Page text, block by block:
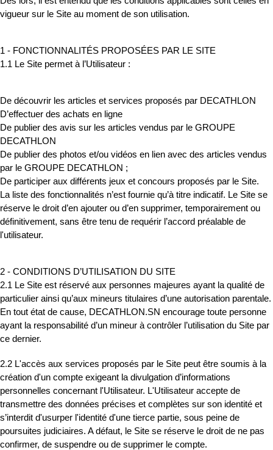
vigueur sur le Site au moment de son utilisation.
1 - FONCTIONNALITÉS PROPOSÉES PAR LE SITE
1.1 Le Site permet à l’Utilisateur :
De découvrir les articles et services proposés par DECATHLON
D’effectuer des achats en ligne
De publier des avis sur les articles vendus par le GROUPE
DECATHLON
De publier des photos et/ou vidéos en lien avec des articles vendus
par le GROUPE DECATHLON ;
De participer aux différents jeux et concours proposés par le Site.
La liste des fonctionnalités n’est fournie qu’à titre indicatif. Le Site se
réserve le droit d’en ajouter ou d’en supprimer, temporairement ou
définitivement, sans être tenu de requérir l’accord préalable de
l'utilisateur.
2 - CONDITIONS D’UTILISATION DU SITE
2.1 Le Site est réservé aux personnes majeures ayant la qualité de
particulier ainsi qu’aux mineurs titulaires d’une autorisation parentale.
En tout état de cause, DECATHLON.SN encourage toute personne
ayant la responsabilité d’un mineur à contrôler l’utilisation du Site par
ce dernier.
2.2 L'accès aux services proposés par le Site peut être soumis à la
création d'un compte exigeant la divulgation d’informations
personnelles concernant l'Utilisateur. L'Utilisateur accepte de
transmettre des données précises et complètes sur son identité et
s’interdit d'usurper l'identité d'une tierce partie, sous peine de
poursuites judiciaires. A défaut, le Site se réserve le droit de ne pas
confirmer, de suspendre ou de supprimer le compte.